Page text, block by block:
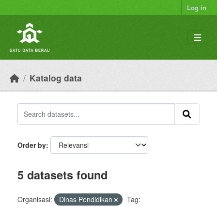
Log in
Katalog data
Order by
5 datasets found
Organisasi: Dinas Pendidikan
Tag: